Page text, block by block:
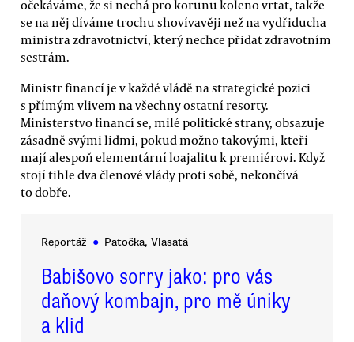
očekáváme, že si nechá pro korunu koleno vrtat, takže
se na něj díváme trochu shovívavěji než na vydřiducha
ministra zdravotnictví, který nechce přidat zdravotním
sestrám.
Ministr financí je v každé vládě na strategické pozici
s přímým vlivem na všechny ostatní resorty.
Ministerstvo financí se, milé politické strany, obsazuje
zásadně svými lidmi, pokud možno takovými, kteří
mají alespoň elementární loajalitu k premiérovi. Když
stojí tihle dva členové vlády proti sobě, nekončívá
to dobře.
Reportáž ● Patočka, Vlasatá
Babišovo sorry jako: pro vás
daňový kombajn, pro mě úniky
a klid